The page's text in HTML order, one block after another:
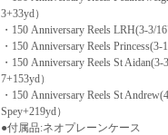
3+33yd）
・150 Anniversary Reels LRH(3-
・150 Anniversary Reels
・150 Anniversary Reels St
7+153yd）
・150 Anniversary Reels St
Spey+219yd）
●付属品:ネオプレーンケース